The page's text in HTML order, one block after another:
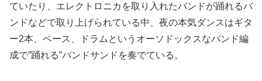
ていたり、エレクトロニカを取り入れたバンドが踊れるバ
ンドなどで取り上げられている中、夜の本気ダンスはギタ
ー2本、ベース、ドラムというオーソドックスなバンド編
成で”踊れる”バンドサンドを奏でている。